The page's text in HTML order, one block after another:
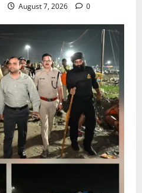
August 7, 2026 0